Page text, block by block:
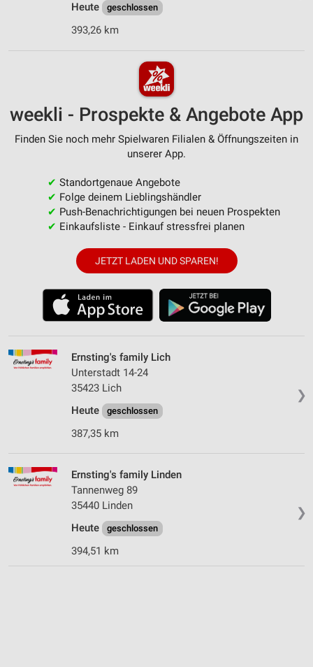
Heute
geschlossen
393,26 km
weekli - Prospekte & Angebote App
Finden Sie noch mehr Spielwaren Filialen & Öffnungszeiten in
unserer App.
✔ Standortgenaue Angebote
✔ Folge deinem Lieblingshändler
✔ Push-Benachrichtigungen bei neuen Prospekten
✔ Einkaufsliste - Einkauf stressfrei planen
JETZT LADEN UND SPAREN!
❯
Ernsting's family Lich
Unterstadt 14-24
35423 Lich
Heute
geschlossen
387,35 km
❯
Ernsting's family Linden
Tannenweg 89
35440 Linden
Heute
geschlossen
394,51 km